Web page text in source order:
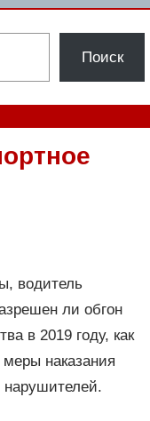
Поиск
водитель
ли обгон
в 2019 году, как
наказания